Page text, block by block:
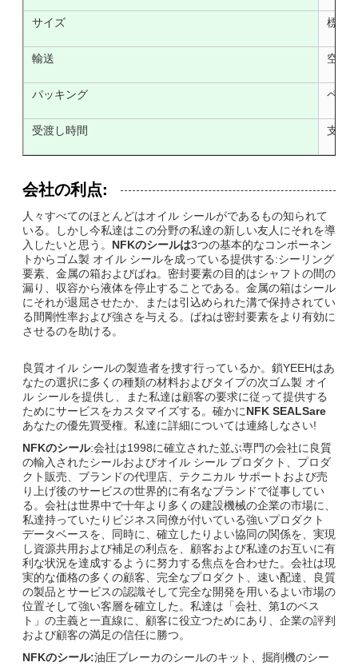
サイズ 標準
輸送 空気/
パッキング ペー
受渡し時間 支払
会社の利点:
人々すべてのほとんどはオイル シールがであるもの知られて
いる。しかし今私達はこの分野の私達の新しい友人にそれを導
入したいと思う。 NFKのシールは3つの基本的なコンポーネン
トからゴム製 オイル シールを成っている提供する:シーリング
要素、金属の箱およびばね。密封要素の目的はシャフトの間の
漏り、収容から液体を停止することである。金属の箱はシール
にそれが退屈させたか、または引込められた溝で保持されてい
る間剛性率および強さを与える。ばねは密封要素をより有効に
させるのを助ける。
良質オイル シールの製造者を捜す行っているか。鎖YEEHはあ
なたの選択に多くの種類の材料およびタイプの次ゴム製 オイ
ル シールを提供し、また私達は顧客の要求に従って提供する
ためにサービスをカスタマイズする。確かにNFK SEALSare
あなたの優先買受権。私達に詳細については連絡しなさい!
NFKのシール:会社は1998に確立された並ぶ専門の会社に良質
の輸入されたシールおよびオイル シール プロダクト、プロダ
クト販売、ブランドの代理店、テクニカル サポートおよび売
り上げ後のサービスの世界的に有名なブランドで従事してい
る。会社は世界中で十年より多くの建設機械の企業の市場に、
私達持っていたりビジネス同僚が付いている強いプロダクト
データベースを、同時に、確立したりよい協同の関係を、実現
し資源共用および補足の利点を、顧客および私達のお互いに有
利な状況を達成するように努力する焦点を合わせた。会社は現
実的な価格の多くの顧客、完全なプロダクト、速い配達、良質
の製品とサービスの認識そして完全な開発を用いるよい市場の
位置そして強い客層を確立した。私達は「会社、第1のベス
ト」の主義と一直線に、顧客に役立つためにあり、企業の評判
および顧客の満足の信任に勝つ。
NFKのシール:油圧ブレーカのシールのキット、掘削機のシー